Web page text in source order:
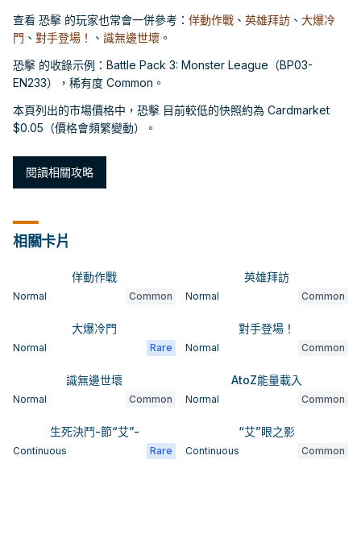
查看 恐擊 的玩家也常會一併參考： 佯動作戰 、 英雄拜訪 、 大爆冷
門 、 對手登場！ 、 識無邊世壞 。
恐擊 的收錄示例：Battle Pack 3: Monster League（BP03-
EN233），稀有度 Common。
本頁列出的市場價格中，恐擊 目前較低的快照約為 Cardmarket
$0.05（價格會頻繁變動）。
閱讀相關攻略
相關卡片
佯動作戰
Normal Common
英雄拜訪
Normal Common
大爆冷門
Normal Rare
對手登場！
Normal Common
識無邊世壞
Normal Common
AtoZ能量載入
Normal Common
生死決鬥-節“艾”-
Continuous Rare
“艾”眼之影
Continuous Common